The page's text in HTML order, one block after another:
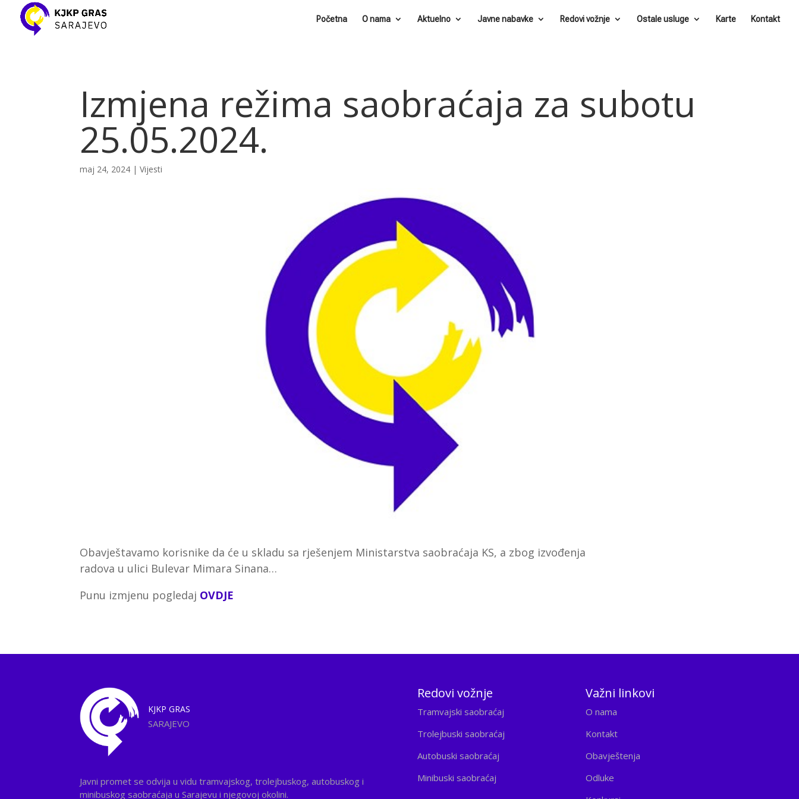
Početna O nama Aktuelno Javne nabavke Redovi vožnje Ostale usluge Karte Kontakt
Izmjena režima saobraćaja za subotu
25.05.2024.
maj 24, 2024 |Vijesti
Obavještavamo korisnike da će u skladu sa rješenjem Ministarstva saobraćaja KS, a zbog izvođenja
radova u ulici Bulevar Mimara Sinana…
Punu izmjenu pogledaj OVDJE
KJKP GRAS
SARAJEVO
Javni promet se odvija u vidu tramvajskog, trolejbuskog, autobuskog i
minibuskog saobraćaja u Sarajevu i njegovoj okolini.
Redovi vožnje
Tramvajski saobraćaj
Trolejbuski saobraćaj
Autobuski saobraćaj
Minibuski saobraćaj
Važni linkovi
O nama
Kontakt
Obavještenja
Odluke